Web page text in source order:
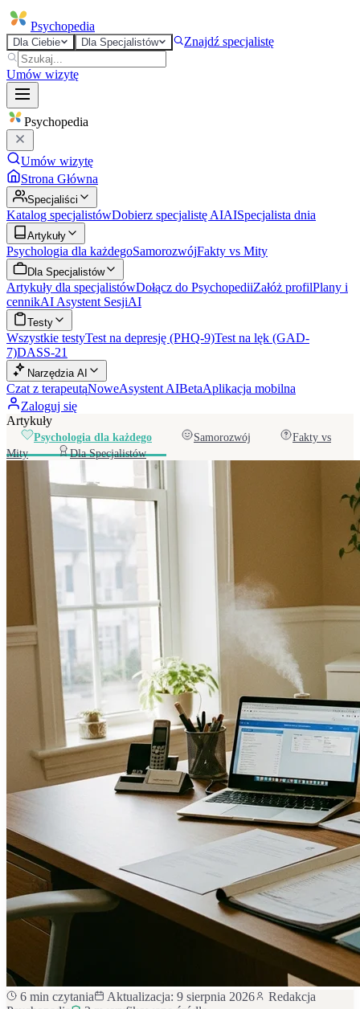
Psychopedia
Dla Ciebie Dla Specjalistów Znajdź specjalistę
Umów wizytę
Psychopedia
Umów wizytę
Strona Główna
Specjaliści
Katalog specjalistówDobierz specjalistę AIAISpecjalista dnia
Artykuły
Psychologia dla każdegoSamorozwójFakty vs Mity
Dla Specjalistów
Artykuły dla specjalistówDołącz do PsychopediiZałóż profilPlany i
cennikAI Asystent SesjiAI
Testy
Wszystkie testyTest na depresję (PHQ-9)Test na lęk (GAD-
7)DASS-21
Narzędzia AI
Czat z terapeutąNoweAsystent AIBetaAplikacja mobilna
Zaloguj się
Artykuły
Psychologia dla każdego Samorozwój
Fakty vs
Mity
Dla Specjalistów
6 min czytania Aktualizacja: 9 sierpnia 2026
Redakcja